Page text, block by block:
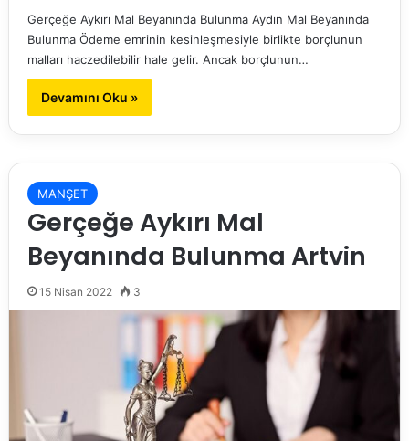
Gerçeğe Aykırı Mal Beyanında Bulunma Aydın Mal Beyanında
Bulunma Ödeme emrinin kesinleşmesiyle birlikte borçlunun
malları haczedilebilir hale gelir. Ancak borçlunun…
Devamını Oku »
MANŞET
Gerçeğe Aykırı Mal
Beyanında Bulunma Artvin
15 Nisan 2022 3